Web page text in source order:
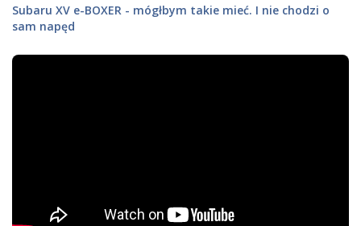
Subaru XV e-BOXER - mógłbym takie mieć. I nie chodzi o
sam napęd